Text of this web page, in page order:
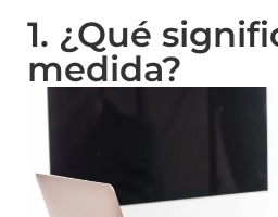
1. ¿Qué
medida?